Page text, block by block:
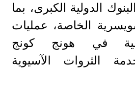
الدولية الكبرى، بما
الخاصة، عمليات
في هونج كونج
الثروات الآسيوية